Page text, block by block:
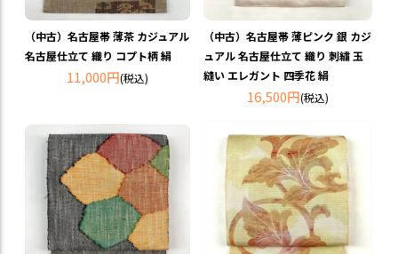
（中古）名古屋帯 薄茶 カジュアル
名古屋仕立て 織り コプト柄 絹
11,000円(税込)
（中古）名古屋帯 薄ピンク 銀 カジ
ュアル 名古屋仕立て 織り 刺繍 玉
縫い エレガント 四季花 絹
16,500円(税込)